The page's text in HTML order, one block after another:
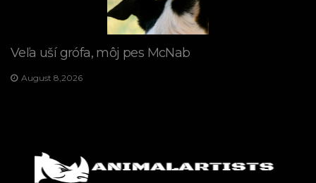
Veľa uší grófa, môj pes McNab
August 8,2026